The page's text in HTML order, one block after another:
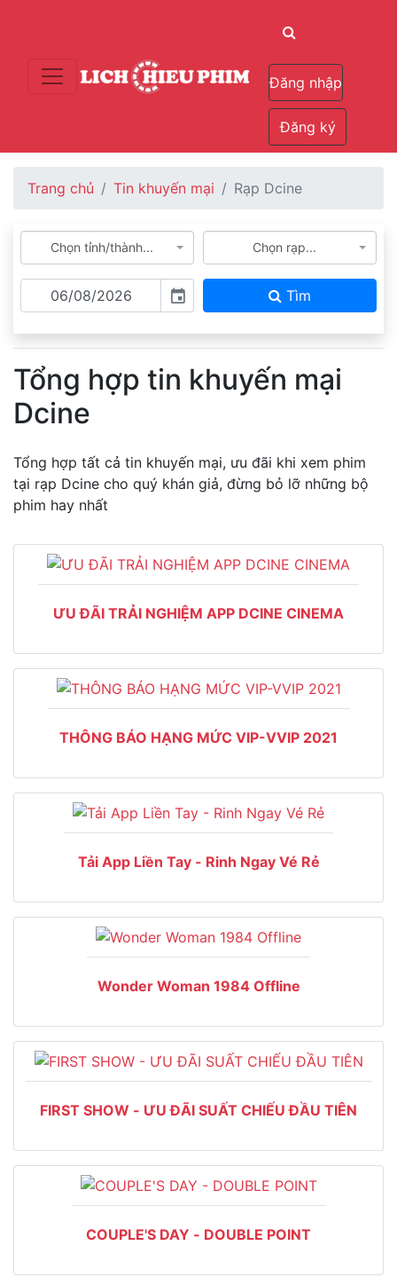
Đăng nhập
Đăng ký
Trang chủ Tin khuyến mại Rạp Dcine
Chọn tỉnh/thành... Chọn rạp...
event Tìm
Tổng hợp tin khuyến mại
Dcine
Tổng hợp tất cả tin khuyến mại, ưu đãi khi xem phim
tại rạp Dcine cho quý khán giả, đừng bỏ lỡ những bộ
phim hay nhất
ƯU ĐÃI TRẢI NGHIỆM APP DCINE CINEMA
THÔNG BÁO HẠNG MỨC VIP-VVIP 2021
Tải App Liền Tay - Rinh Ngay Vé Rẻ
Wonder Woman 1984 Offline
FIRST SHOW - ƯU ĐÃI SUẤT CHIẾU ĐẦU TIÊN
COUPLE'S DAY - DOUBLE POINT